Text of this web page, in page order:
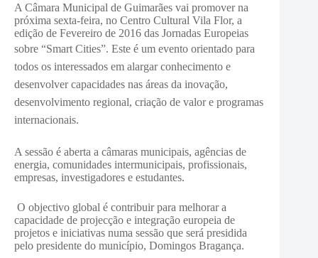
A Câmara Municipal de Guimarães vai promover na
próxima sexta-feira, no Centro Cultural Vila Flor, a
edição de Fevereiro de 2016 das Jornadas Europeias
sobre “Smart Cities”. Este é um evento orientado para
todos os interessados em alargar conhecimento e
desenvolver capacidades nas áreas da inovação,
desenvolvimento regional, criação de valor e programas
internacionais.
A sessão é aberta a câmaras municipais, agências de
energia, comunidades intermunicipais, profissionais,
empresas, investigadores e estudantes.
O objectivo global é contribuir para melhorar a
capacidade de projecção e integração europeia de
projetos e iniciativas numa sessão que será presidida
pelo presidente do município, Domingos Bragança.